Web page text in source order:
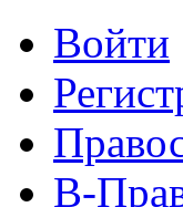
Войти
В-